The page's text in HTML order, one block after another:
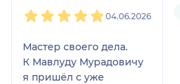
04.06.2026
Мастер своего дела.
К Мавлуду Мурадовичу
я пришёл с уже